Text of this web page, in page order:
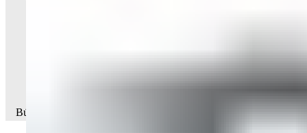
Búsqueda de productos